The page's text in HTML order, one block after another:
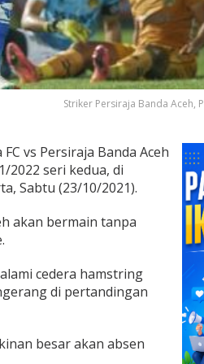
Striker Persiraja Banda Aceh,
vs Persiraja Banda Aceh
2022 seri kedua, di
Sabtu (23/10/2021).
akan bermain tanpa
cedera hamstring
di pertandingan
besar akan absen